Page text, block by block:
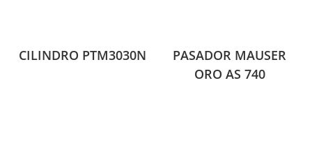
CILINDRO PTM3030N
PASADOR MAUSER
ORO AS 740